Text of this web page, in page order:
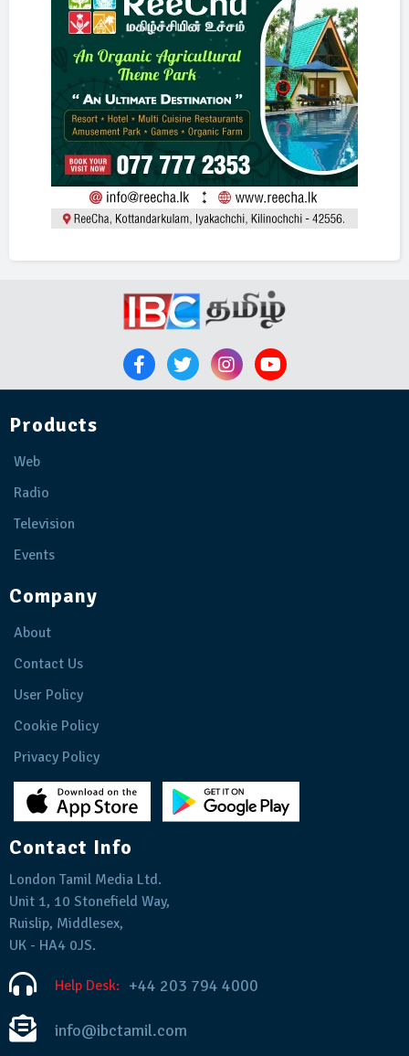
Products
Web
Radio
Television
Events
Company
About
Contact Us
User Policy
Cookie Policy
Privacy Policy
Contact Info
London Tamil Media Ltd.
Unit 1, 10 Stonefield Way,
Ruislip, Middlesex,
UK - HA4 0JS.
Help Desk: +44 203 794 4000
info@ibctamil.com